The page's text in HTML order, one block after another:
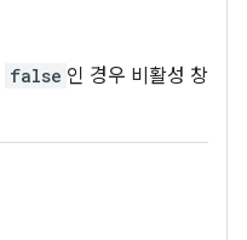
false 인 경우 비활성 창